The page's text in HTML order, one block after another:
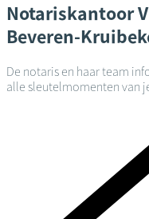
Notariskantoor
Beveren-
De notaris en haar team
alle sleutelmomenten van